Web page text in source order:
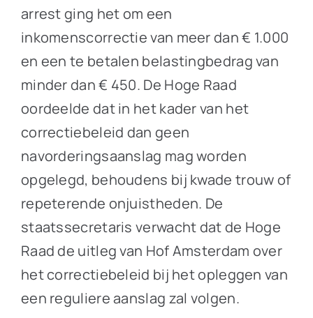
arrest ging het om een
inkomenscorrectie van meer dan € 1.000
en een te betalen belastingbedrag van
minder dan € 450. De Hoge Raad
oordeelde dat in het kader van het
correctiebeleid dan geen
navorderingsaanslag mag worden
opgelegd, behoudens bij kwade trouw of
repeterende onjuistheden. De
staatssecretaris verwacht dat de Hoge
Raad de uitleg van Hof Amsterdam over
het correctiebeleid bij het opleggen van
een reguliere aanslag zal volgen.